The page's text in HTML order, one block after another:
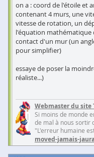
on a : coord de l'étoile et
contenant 4 murs, une
vitesse de rotation, un
l'équation mathématique
contact d'un mur (un
pour simplifier)
essaye de poser la
réaliste...)
Webmaster du site
Si moins de monde
de mal à nous sortir
"L'erreur humaine
moved-jamais-